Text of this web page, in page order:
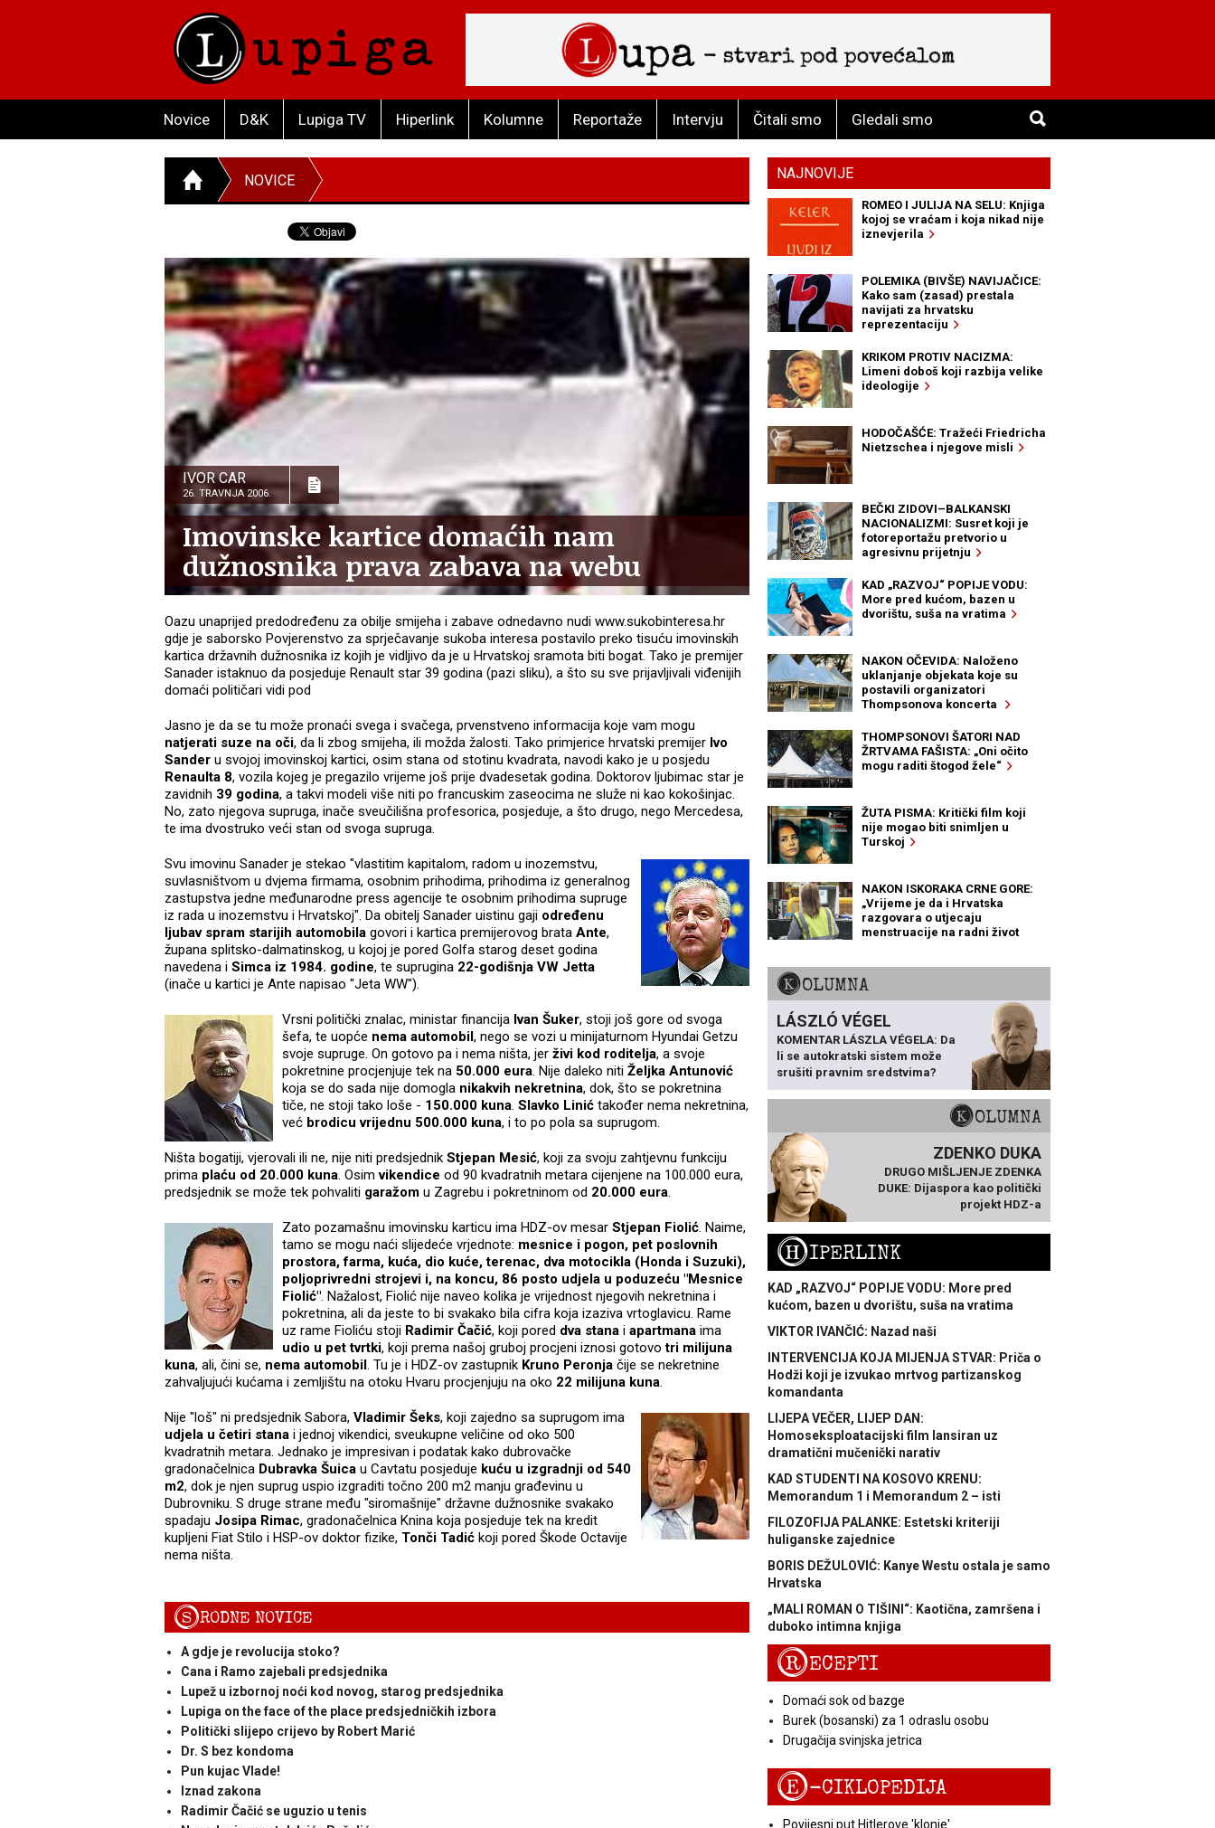
Novice D&K Lupiga TV Hiperlink Kolumne Reportaže Intervju Čitali smo Gledali smo
NOVICE
IVOR CAR
26. TRAVNJA 2006.
Imovinske kartice domaćih nam
dužnosnika prava zabava na webu
Oazu unaprijed predodređenu za obilje smijeha i zabave odnedavno nudi www.sukobinteresa.hr
gdje je saborsko Povjerenstvo za sprječavanje sukoba interesa postavilo preko tisuću imovinskih
kartica državnih dužnosnika iz kojih je vidljivo da je u Hrvatskoj sramota biti bogat. Tako je premijer
Sanader istaknuo da posjeduje Renault star 39 godina (pazi sliku), a što su sve prijavljivali viđenijih
domaći političari vidi pod
Jasno je da se tu može pronaći svega i svačega, prvenstveno informacija koje vam mogu
natjerati suze na oči, da li zbog smijeha, ili možda žalosti. Tako primjerice hrvatski premijer Ivo
Sander u svojoj imovinskoj kartici, osim stana od stotinu kvadrata, navodi kako je u posjedu
Renaulta 8, vozila kojeg je pregazilo vrijeme još prije dvadesetak godina. Doktorov ljubimac star je
zavidnih 39 godina, a takvi modeli više niti po francuskim zaseocima ne služe ni kao kokošinjac.
No, zato njegova supruga, inače sveučilišna profesorica, posjeduje, a što drugo, nego Mercedesa,
te ima dvostruko veći stan od svoga supruga.
Svu imovinu Sanader je stekao "vlastitim kapitalom, radom u inozemstvu,
suvlasništvom u dvjema firmama, osobnim prihodima, prihodima iz generalnog
zastupstva jedne međunarodne press agencije te osobnim prihodima supruge
iz rada u inozemstvu i Hrvatskoj". Da obitelj Sanader uistinu gaji određenu
ljubav spram starijih automobila govori i kartica premijerovog brata Ante,
župana splitsko-dalmatinskog, u kojoj je pored Golfa starog deset godina
navedena i Simca iz 1984. godine, te suprugina 22-godišnja VW Jetta
(inače u kartici je Ante napisao "Jeta WW").
Vrsni politički znalac, ministar financija Ivan Šuker, stoji još gore od svoga
šefa, te uopće nema automobil, nego se vozi u minijaturnom Hyundai Getzu
svoje supruge. On gotovo pa i nema ništa, jer živi kod roditelja, a svoje
pokretnine procjenjuje tek na 50.000 eura. Nije daleko niti Željka Antunović
koja se do sada nije domogla nikakvih nekretnina, dok, što se pokretnina
tiče, ne stoji tako loše - 150.000 kuna. Slavko Linić također nema nekretnina,
već brodicu vrijednu 500.000 kuna, i to po pola sa suprugom.
Ništa bogatiji, vjerovali ili ne, nije niti predsjednik Stjepan Mesić, koji za svoju zahtjevnu funkciju
prima plaću od 20.000 kuna. Osimvikendice od 90 kvadratnih metara cijenjene na 100.000 eura,
predsjednik se može tek pohvaliti garažom u Zagrebu i pokretninom od 20.000 eura.
Zato pozamašnu imovinsku karticu ima HDZ-ov mesar Stjepan Fiolić. Naime,
tamo se mogu naći slijedeće vrjednote: mesnice i pogon, pet poslovnih
prostora, farma, kuća, dio kuće, terenac, dva motocikla (Honda i Suzuki),
poljoprivredni strojevi i, na koncu, 86 posto udjela u poduzeću "Mesnice
Fiolić". Nažalost, Fiolić nije naveo kolika je vrijednost njegovih nekretnina i
pokretnina, ali da jeste to bi svakako bila cifra koja izaziva vrtoglavicu. Rame
uz rame Fioliću stoji Radimir Čačić, koji pored dva stana i apartmana ima
udio u pet tvrtki, koji prema našoj gruboj procjeni iznosi gotovotri milijuna
kuna, ali, čini se, nema automobil. Tu je i HDZ-ov zastupnik Kruno Peronja čije se nekretnine
zahvaljujući kućama i zemljištu na otoku Hvaru procjenjuju na oko 22 milijuna kuna.
Nije "loš" ni predsjednik Sabora, Vladimir Šeks, koji zajedno sa suprugom ima
udjela u četiri stana i jednoj vikendici, sveukupne veličine od oko 500
kvadratnih metara. Jednako je impresivan i podatak kako dubrovačke
gradonačelnica Dubravka Šuica u Cavtatu posjeduje kuću u izgradnji od 540
m2, dok je njen suprug uspio izgraditi točno 200 m2 manju građevinu u
Dubrovniku. S druge strane među "siromašnije" državne dužnosnike svakako
spadaju Josipa Rimac, gradonačelnica Knina koja posjeduje tek na kredit
kupljeni Fiat Stilo i HSP-ov doktor fizike, Tonči Tadić koji pored Škode Octavije
nema ništa.
SRODNE NOVICE
A gdje je revolucija stoko?
Cana i Ramo zajebali predsjednika
Lupež u izbornoj noći kod novog, starog predsjednika
Lupiga on the face of the place predsjedničkih izbora
Politički slijepo crijevo by Robert Marić
Dr. S bez kondoma
Pun kujac Vlade!
Iznad zakona
Radimir Čačić se uguzio u tenis
NAJNOVIJE
ROMEO I JULIJA NA SELU: Knjiga
kojoj se vraćam i koja nikad nije
iznevjerila
POLEMIKA (BIVŠE) NAVIJAČICE:
Kako sam (zasad) prestala
navijati za hrvatsku
reprezentaciju
KRIKOM PROTIV NACIZMA:
Limeni doboš koji razbija velike
ideologije
HODOČAŠĆE: Tražeći Friedricha
Nietzschea i njegove misli
BEČKI ZIDOVI–BALKANSKI
NACIONALIZMI: Susret koji je
fotoreportažu pretvorio u
agresivnu prijetnju
KAD „RAZVOJ“ POPIJE VODU:
More pred kućom, bazen u
dvorištu, suša na vratima
NAKON OČEVIDA: Naloženo
uklanjanje objekata koje su
postavili organizatori
Thompsonova koncerta
THOMPSONOVI ŠATORI NAD
ŽRTVAMA FAŠISTA: „Oni očito
mogu raditi štogod žele“
ŽUTA PISMA: Kritički film koji
nije mogao biti snimljen u
Turskoj
NAKON ISKORAKA CRNE GORE:
„Vrijeme je da i Hrvatska
razgovara o utjecaju
menstruacije na radni život
KOLUMNA
LÁSZLÓ VÉGEL
KOMENTAR LÁSZLA VÉGELA: Da
li se autokratski sistem može
srušiti pravnim sredstvima?
KOLUMNA
ZDENKO DUKA
DRUGO MIŠLJENJE ZDENKA
DUKE: Dijaspora kao politički
projekt HDZ-a
HIPERLINK
KAD „RAZVOJ“ POPIJE VODU: More pred
kućom, bazen u dvorištu, suša na vratima
VIKTOR IVANČIĆ: Nazad naši
INTERVENCIJA KOJA MIJENJA STVAR: Priča o
Hodži koji je izvukao mrtvog partizanskog
komandanta
LIJEPA VEČER, LIJEP DAN:
Homoseksploatacijski film lansiran uz
dramatični mučenički narativ
KAD STUDENTI NA KOSOVO KRENU:
Memorandum 1 i Memorandum 2 – isti
FILOZOFIJA PALANKE: Estetski kriteriji
huliganske zajednice
BORIS DEŽULOVIĆ: Kanye Westu ostala je samo
Hrvatska
„MALI ROMAN O TIŠINI“: Kaotična, zamršena i
duboko intimna knjiga
RECEPTI
Domaći sok od bazge
Burek (bosanski) za 1 odraslu osobu
Drugačija svinjska jetrica
E-CIKLOPEDIJA
Povijesni put Hitlerove 'klonje'